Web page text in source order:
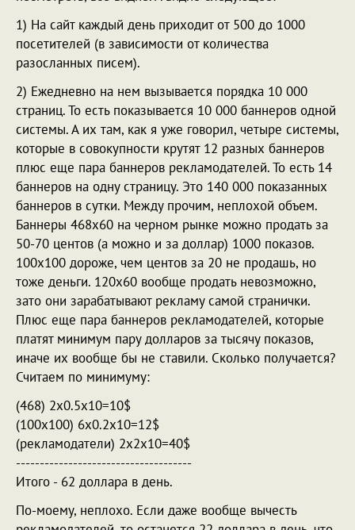
1) На сайт каждый день приходит от 500 до 1000
посетителей (в зависимости от количества
разосланных писем).
2) Ежедневно на нем вызывается порядка 10 000
страниц. То есть показывается 10 000 баннеров одной
системы. А их там, как я уже говорил, четыре системы,
которые в совокупности крутят 12 разных баннеров
плюс еще пара баннеров рекламодателей. То есть 14
баннеров на одну страницу. Это 140 000 показанных
баннеров в сутки. Между прочим, неплохой объем.
Баннеры 468х60 на черном рынке можно продать за
50-70 центов (а можно и за доллар) 1000 показов.
100х100 дороже, чем центов за 20 не продашь, но
тоже деньги. 120х60 вообще продать невозможно,
зато они зарабатывают рекламу самой странички.
Плюс еще пара баннеров рекламодателей, которые
платят минимум пару долларов за тысячу показов,
иначе их вообще бы не ставили. Сколько получается?
Считаем по минимуму:
(468) 2х0.5х10=10$
(100х100) 6х0.2х10=12$
(рекламодатели) 2х2х10=40$
-------------------------------------
Итого - 62 доллара в день.
По-моему, неплохо. Если даже вообще вычесть